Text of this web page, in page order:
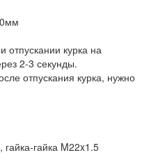
отпускании курка на
2-3 секунды.
отпускания курка, нужно
гайка M22x1.5